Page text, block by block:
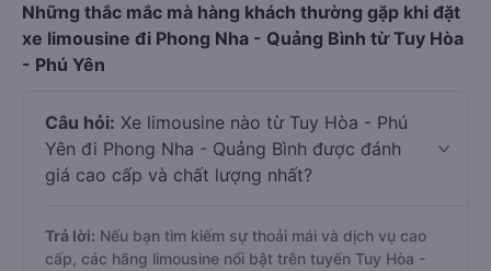
Những thắc mắc mà hàng khách thường gặp khi đặt
xe limousine đi Phong Nha - Quảng Bình từ Tuy Hòa
- Phú Yên
Câu hỏi: Xe limousine nào từ Tuy Hòa - Phú
Yên đi Phong Nha - Quảng Bình được đánh
giá cao cấp và chất lượng nhất?
Trả lời: Nếu bạn tìm kiếm sự thoải mái và dịch vụ cao
cấp, các hãng limousine nổi bật trên tuyến Tuy Hòa -